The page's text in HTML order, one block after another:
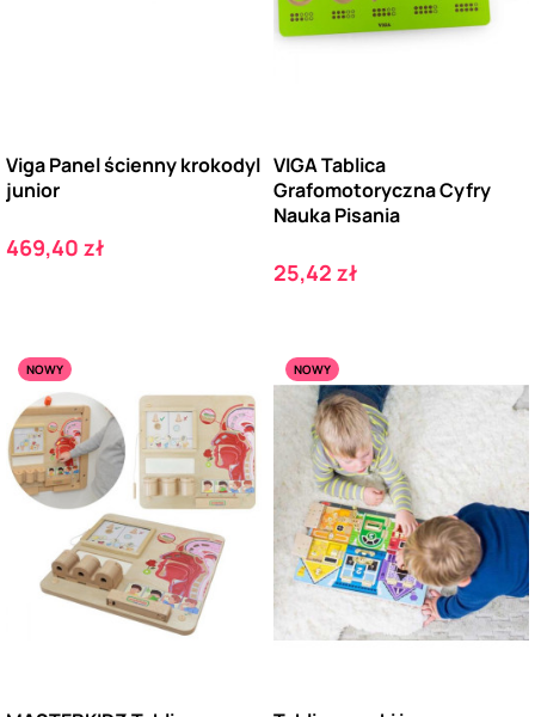
Viga Panel ścienny krokodyl
junior
Cena
469,40 zł
VIGA Tablica
Grafomotoryczna Cyfry
Nauka Pisania
Cena
25,42 zł
NOWY NOWY